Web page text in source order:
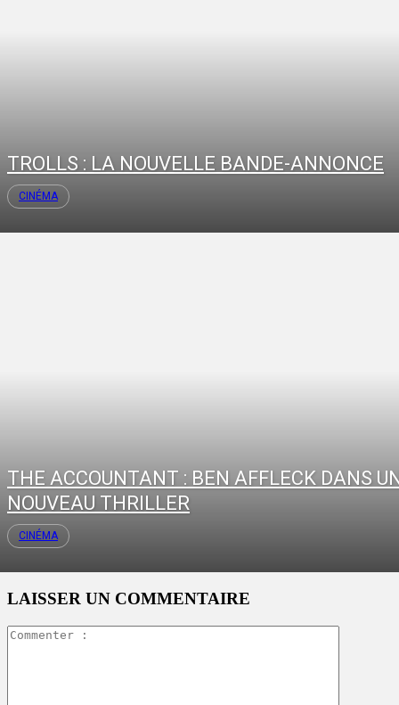
TROLLS : LA NOUVELLE BANDE-ANNONCE
CINÉMA
THE ACCOUNTANT : BEN AFFLECK DANS
NOUVEAU THRILLER
CINÉMA
LAISSER UN COMMENTAIRE